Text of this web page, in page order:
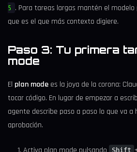
5
. Para tareas largas mantén el modelo
que es el que más contexto digiere.
Paso 3: Tu primera
mode
El plan mode es la joya de la corona:
tocar código. En lugar de empezar a
agente describe paso a paso lo que va a
aprobación.
Shift